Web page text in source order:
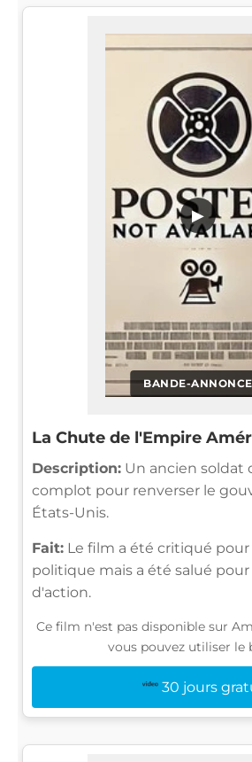
BANDE-ANNONCE
▶
La Chute de l'Empire
Description: Un ancien soldat
complot pour renverser le
États-Unis.
Fait: Le film a été critiqué
politique mais a été salué pour
d'action.
Ce film n'est pas disponible sur
vous pouvez utiliser le
30 jours